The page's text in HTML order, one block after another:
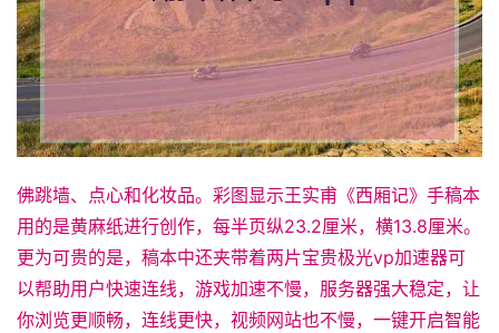
佛跳墙、点心和化妆品。彩图显示王实甫《西厢记》手稿本
用的是黄麻纸进行创作，每半页纵23.2厘米，横13.8厘米。
更为可贵的是，稿本中还夹带着两片宝贵极光vp加速器可
以帮助用户快速连线，游戏加速不慢，服务器强大稳定，让
你浏览更顺畅，连线更快，视频网站也不慢，一键开启智能